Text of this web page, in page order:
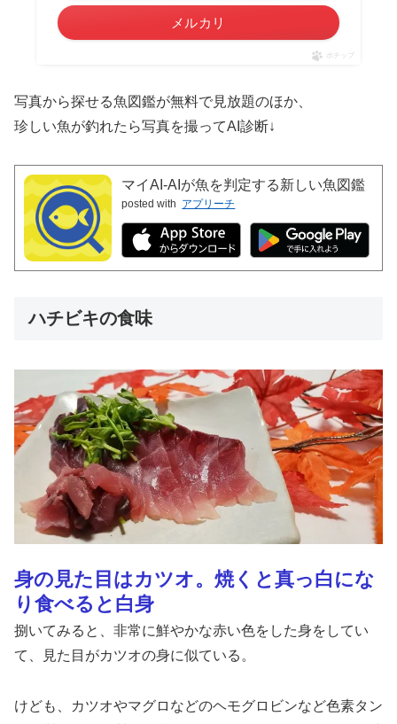
メルカリ
ポチップ
写真から探せる魚図鑑が無料で見放題のほか、
珍しい魚が釣れたら写真を撮ってAI診断↓
マイAI-AIが魚を判定する新しい魚図鑑
posted with アプリーチ
ハチビキの食味
身の見た目はカツオ。焼くと真っ白にな
り食べると白身
捌いてみると、非常に鮮やかな赤い色をした身をしてい
て、見た目がカツオの身に似ている。
けども、カツオやマグロなどのヘモグロビンなど色素タン